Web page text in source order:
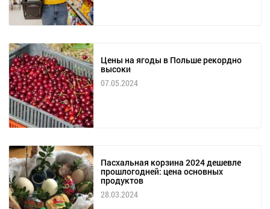
Цены на ягоды в Польше рекордно
высоки
07.05.2024
Пасхальная корзина 2024 дешевле
прошлогодней: цена основных
продуктов
28.03.2024